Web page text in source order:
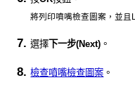
將列印噴嘴檢查圖案，並且
選擇 下一步(Next) 。
檢查噴嘴檢查圖案 。